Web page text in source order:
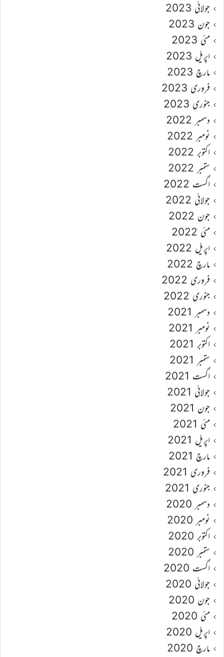
جولائی 2023
جون 2023
مئی 2023
اپریل 2023
مارچ 2023
فروری 2023
جنوری 2023
دسمبر 2022
نومبر 2022
اکتوبر 2022
ستمبر 2022
اگست 2022
جولائی 2022
جون 2022
مئی 2022
اپریل 2022
مارچ 2022
فروری 2022
جنوری 2022
دسمبر 2021
نومبر 2021
اکتوبر 2021
ستمبر 2021
اگست 2021
جولائی 2021
جون 2021
مئی 2021
اپریل 2021
مارچ 2021
فروری 2021
جنوری 2021
دسمبر 2020
نومبر 2020
اکتوبر 2020
ستمبر 2020
اگست 2020
جولائی 2020
جون 2020
مئی 2020
اپریل 2020
مارچ 2020